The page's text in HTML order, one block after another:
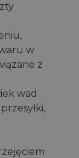
w
z
wad